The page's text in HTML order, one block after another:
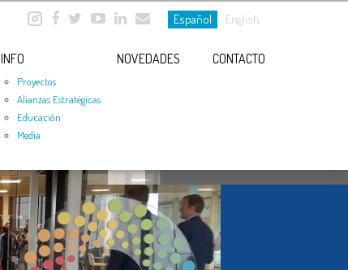
Español English
INFO
Proyectos
Alianzas Estratégicas
Educación
Media
NOVEDADES CONTACTO